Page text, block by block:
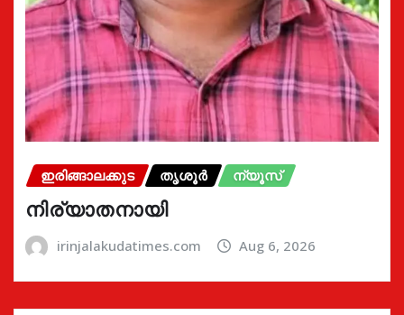
ഇരിങ്ങാലക്കുട തൃശൂർ ന്യൂസ്
നിര്യാതനായി
irinjalakudatimes.com Aug 6, 2026